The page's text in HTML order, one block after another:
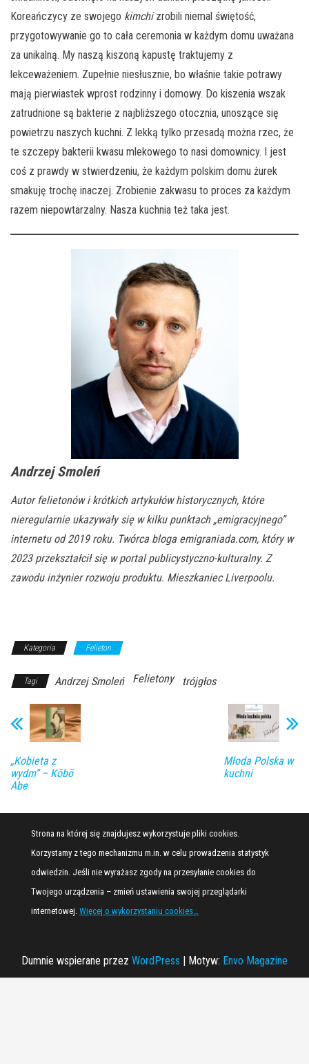
Koreańczycy ze swojego kimchizrobili niemal świętość,
przygotowywanie go to cała ceremonia w każdym domu uważana
za unikalną. My naszą kiszoną kapustę traktujemy z
lekceważeniem. Zupełnie niesłusznie, bo właśnie takie potrawy
mają pierwiastek wprost rodzinny i domowy. Do kiszenia wszak
zatrudnione są bakterie z najbliższego otocznia, unoszące się
powietrzu naszych kuchni. Z lekką tylko przesadą można rzec, że
te szczepy bakterii kwasu mlekowego to nasi domownicy. I jest
coś z prawdy w stwierdzeniu, że każdym polskim domu żurek
smakuję trochę inaczej. Zrobienie zakwasu to proces za każdym
razem niepowtarzalny. Nasza kuchnia też taka jest.
Andrzej Smoleń
Autor felietonów i krótkich artykułów historycznych, które
nieregularnie ukazywały się w kilku punktach „emigracyjnego”
internetu od 2019 roku. Twórca bloga emigraniada.com, który w
2023 przekształcił się w portal publicystyczno-kulturalny. Z
zawodu inżynier rozwoju produktu. Mieszkaniec Liverpoolu.
Kategoria Felieton
Tagi Andrzej Smoleń Felietony trójgłos
„Kobieta z
wydm” – Kōbō
Abe
Młoda Polska w
kuchni
Strona na której się znajdujesz wykorzystuje pliki cookies.
Korzystamy z tego mechanizmu m.in. w celu prowadzenia statystyk
odwiedzin. Jeśli nie wyrażasz zgody na przesyłanie cookies do
Twojego urządzenia – zmień ustawienia swojej przeglądarki
internetowej. Więcej o wykorzystaniu cookies…
Dumnie wspierane przez WordPress | Motyw: Envo Magazine